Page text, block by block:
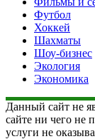
Футбол
Хоккей
Шахматы
Шоу-бизнес
Экология
Экономика
Данный сайт не
сайте ни чего не
услуги не